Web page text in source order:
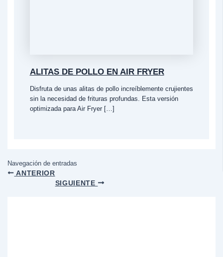
ALITAS DE POLLO EN AIR FRYER
Disfruta de unas alitas de pollo increíblemente crujientes
sin la necesidad de frituras profundas. Esta versión
optimizada para Air Fryer […]
Navegación de entradas
ANTERIOR
SIGUIENTE